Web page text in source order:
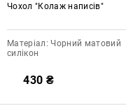
Чохол "Колаж написів"
Матеріал: Чорний матовий
силікон
430 ₴